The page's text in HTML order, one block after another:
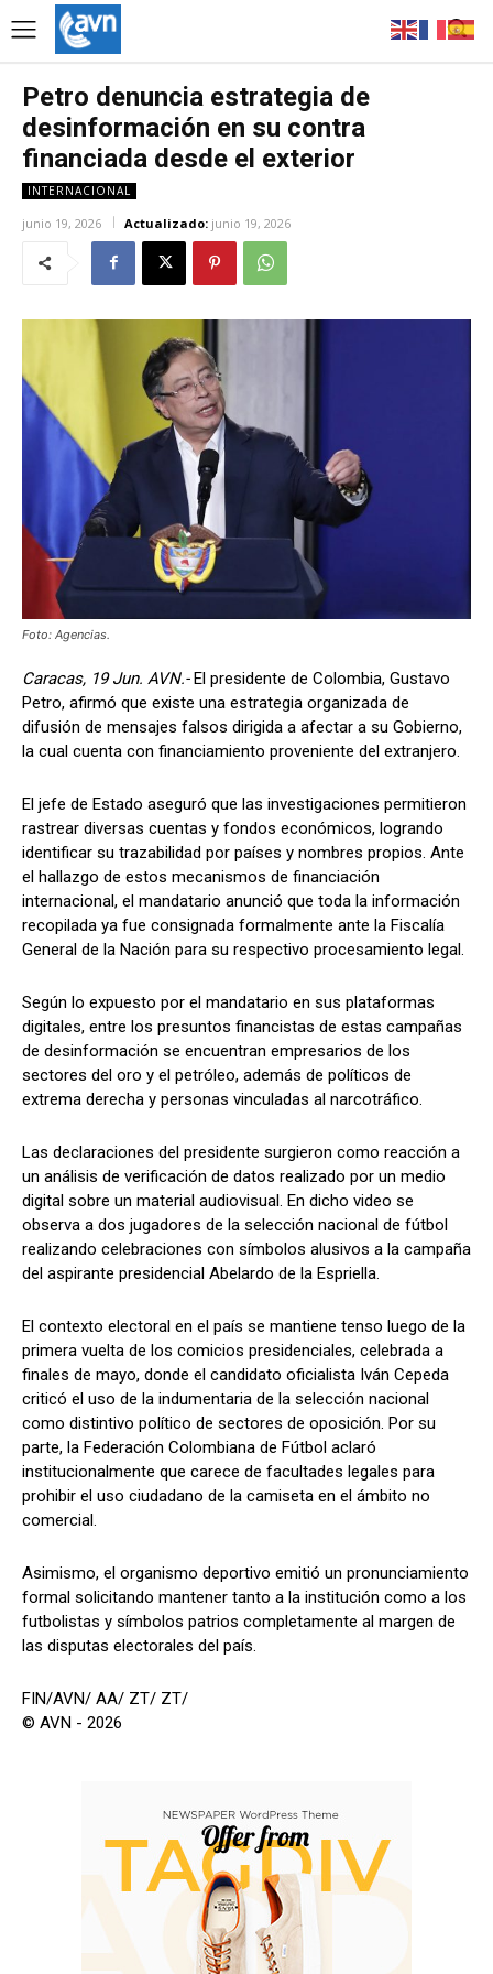
Petro denuncia estrategia de
desinformación en su contra
financiada desde el exterior
INTERNACIONAL
junio 19, 2026 Actualizado: junio 19, 2026
Foto: Agencias.
Caracas, 19 Jun. AVN.-El presidente de Colombia, Gustavo
Petro, afirmó que existe una estrategia organizada de
difusión de mensajes falsos dirigida a afectar a su Gobierno,
la cual cuenta con financiamiento proveniente del extranjero.
El jefe de Estado aseguró que las investigaciones permitieron
rastrear diversas cuentas y fondos económicos, logrando
identificar su trazabilidad por países y nombres propios. Ante
el hallazgo de estos mecanismos de financiación
internacional, el mandatario anunció que toda la información
recopilada ya fue consignada formalmente ante la Fiscalía
General de la Nación para su respectivo procesamiento legal.
Según lo expuesto por el mandatario en sus plataformas
digitales, entre los presuntos financistas de estas campañas
de desinformación se encuentran empresarios de los
sectores del oro y el petróleo, además de políticos de
extrema derecha y personas vinculadas al narcotráfico.
Las declaraciones del presidente surgieron como reacción a
un análisis de verificación de datos realizado por un medio
digital sobre un material audiovisual. En dicho video se
observa a dos jugadores de la selección nacional de fútbol
realizando celebraciones con símbolos alusivos a la campaña
del aspirante presidencial Abelardo de la Espriella.
El contexto electoral en el país se mantiene tenso luego de la
primera vuelta de los comicios presidenciales, celebrada a
finales de mayo, donde el candidato oficialista Iván Cepeda
criticó el uso de la indumentaria de la selección nacional
como distintivo político de sectores de oposición. Por su
parte, la Federación Colombiana de Fútbol aclaró
institucionalmente que carece de facultades legales para
prohibir el uso ciudadano de la camiseta en el ámbito no
comercial.
Asimismo, el organismo deportivo emitió un pronunciamiento
formal solicitando mantener tanto a la institución como a los
futbolistas y símbolos patrios completamente al margen de
las disputas electorales del país.
FIN/AVN/ AA/ ZT/ ZT/
© AVN - 2026